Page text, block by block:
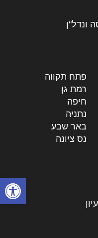
פתח
ונדל"ן
פתח תקווה
רמת גן
חיפה
נתניה
באר שבע
נס ציונה